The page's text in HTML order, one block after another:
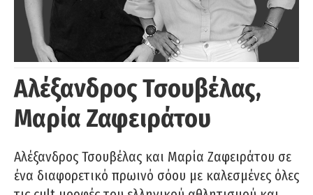
Αλέξανδρος Τσουβέλας,
Μαρία Ζαφειράτου
Αλέξανδρος Τσουβέλας και Μαρία Ζαφειράτου σε
ένα διαφορετικό πρωινό σόου με καλεσμένες όλες